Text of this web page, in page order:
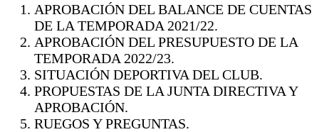
APROBACIÓN DEL BALANCE DE CUENTAS
DE LA TEMPORADA 2021/22.
APROBACIÓN DEL PRESUPUESTO DE LA
TEMPORADA 2022/23.
SITUACIÓN DEPORTIVA DEL CLUB.
PROPUESTAS DE LA JUNTA DIRECTIVA Y
APROBACIÓN.
RUEGOS Y PREGUNTAS.